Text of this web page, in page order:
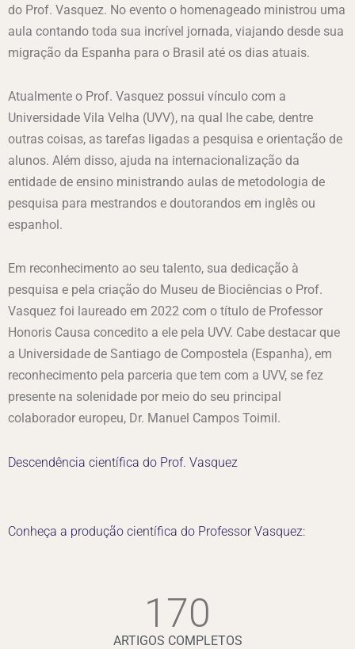
do Prof. Vasquez. No evento o homenageado ministrou uma
aula contando toda sua incrível jornada, viajando desde sua
migração da Espanha para o Brasil até os dias atuais.
Atualmente o Prof. Vasquez possui vínculo com a
Universidade Vila Velha (UVV), na qual lhe cabe, dentre
outras coisas, as tarefas ligadas a pesquisa e orientação de
alunos. Além disso, ajuda na internacionalização da
entidade de ensino ministrando aulas de metodologia de
pesquisa para mestrandos e doutorandos em inglês ou
espanhol.
Em reconhecimento ao seu talento, sua dedicação à
pesquisa e pela criação do Museu de Biociências o Prof.
Vasquez foi laureado em 2022 com o título de Professor
Honoris Causa concedito a ele pela UVV. Cabe destacar que
a Universidade de Santiago de Compostela (Espanha), em
reconhecimento pela parceria que tem com a UVV, se fez
presente na solenidade por meio do seu principal
colaborador europeu, Dr. Manuel Campos Toimil.
Descendência científica do Prof. Vasquez
Conheça a produção científica do Professor Vasquez:
ARTIGOS COMPLETOS
170